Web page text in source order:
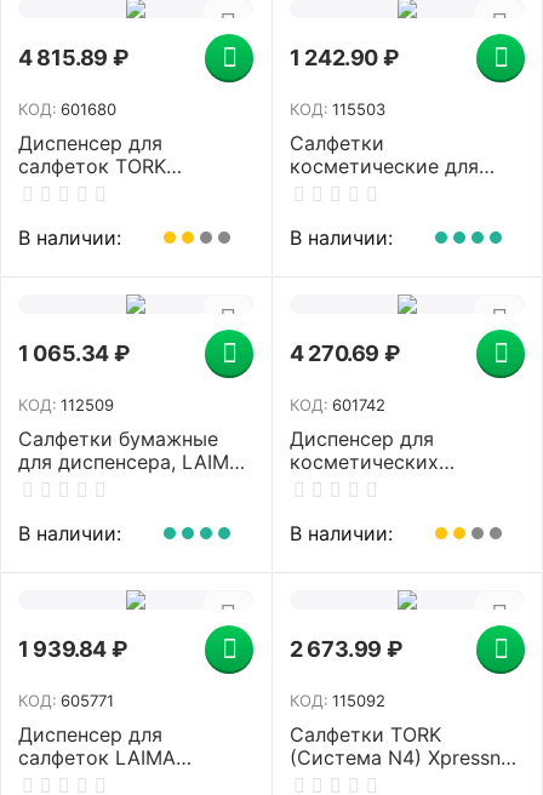
4 815.89 ₽
КОД: 601680
Диспенсер для
салфеток TORK
(Система N4)
серый, 272613
В наличии:
1 242.90₽
КОД: 115503
Салфетки
косметические для
диспенсера (N4), LAIMA
пачек по 200 шт.,
В наличии:
1 065.34₽
КОД: 112509
Салфетки бумажные
для диспенсера, LAIMA
(N2) PREMIUM, 1-
пачек по 100 шт.,
В наличии:
4 270.69 ₽
КОД: 601742
Диспенсер для
косметических
салфеток TORK
настольный, белый,
В наличии:
1 939.84₽
КОД: 605771
Диспенсер для
салфеток LAIMA
ORIGINAL (Система N4),
2 673.99 ₽
КОД: 115092
Салфетки TORK
(Система N4) Xpressnap
Universal, 2-слойные,